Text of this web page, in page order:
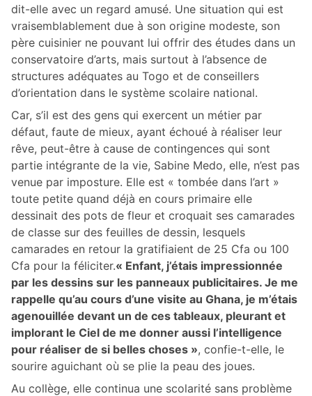
dit-elle avec un regard amusé. Une situation qui est
vraisemblablement due à son origine modeste, son
père cuisinier ne pouvant lui offrir des études dans un
conservatoire d’arts, mais surtout à l’absence de
structures adéquates au Togo et de conseillers
d’orientation dans le système scolaire national.
Car, s’il est des gens qui exercent un métier par
défaut, faute de mieux, ayant échoué à réaliser leur
rêve, peut-être à cause de contingences qui sont
partie intégrante de la vie, Sabine Medo, elle, n’est pas
venue par imposture. Elle est « tombée dans l’art »
toute petite quand déjà en cours primaire elle
dessinait des pots de fleur et croquait ses camarades
de classe sur des feuilles de dessin, lesquels
camarades en retour la gratifiaient de 25 Cfa ou 100
Cfa pour la féliciter.« Enfant, j’étais impressionnée
par les dessins sur les panneaux publicitaires. Je me
rappelle qu’au cours d’une visite au Ghana, je m’étais
agenouillée devant un de ces tableaux, pleurant et
implorant le Ciel de me donner aussi l’intelligence
pour réaliser de si belles choses », confie-t-elle, le
sourire aguichant où se plie la peau des joues.
Au collège, elle continua une scolarité sans problème